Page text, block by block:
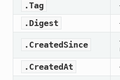
.Tag
.Digest
.CreatedSince
.CreatedAt